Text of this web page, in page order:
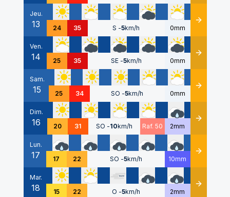
Jeu.
13 24 35 S -5km/h 0mm Détails
Ven.
14 25 35 SE -5km/h 0mm Détails
Sam.
15 25 34 SO -5km/h 0mm Détails
Dim.
16 20 31 SO -10km/h Raf. 50 2mm Détails
Lun.
17 17 22 SO -5km/h 10mm Détails
Mar.
18 15 22 O -5km/h 2mm Détails